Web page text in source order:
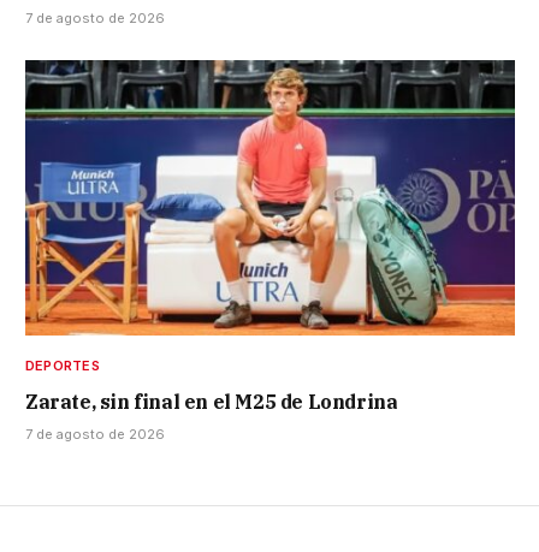
7 de agosto de 2026
DEPORTES
Zarate, sin final en el M25 de Londrina
7 de agosto de 2026